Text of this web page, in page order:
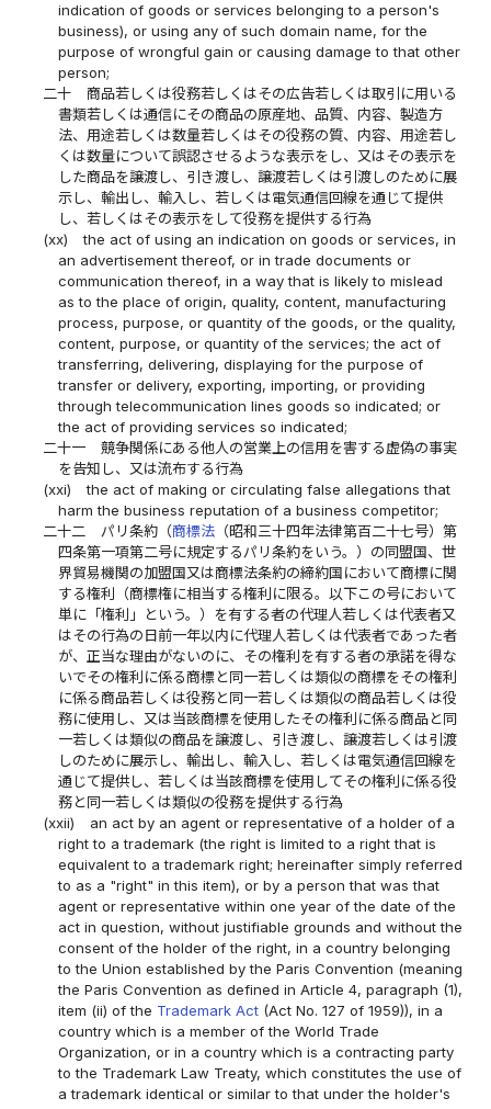
indication of goods or services belonging to a person's
business), or using any of such domain name, for the
purpose of wrongful gain or causing damage to that other
person;
二十
商品若しくは役務若しくはその広告若しくは取引に用いる
書類若しくは通信にその商品の原産地、品質、内容、製造方
法、用途若しくは数量若しくはその役務の質、内容、用途若し
くは数量について誤認させるような表示をし、又はその表示を
した商品を譲渡し、引き渡し、譲渡若しくは引渡しのために展
示し、輸出し、輸入し、若しくは電気通信回線を通じて提供
し、若しくはその表示をして役務を提供する行為
(xx)
the act of using an indication on goods or services, in
an advertisement thereof, or in trade documents or
communication thereof, in a way that is likely to mislead
as to the place of origin, quality, content, manufacturing
process, purpose, or quantity of the goods, or the quality,
content, purpose, or quantity of the services; the act of
transferring, delivering, displaying for the purpose of
transfer or delivery, exporting, importing, or providing
through telecommunication lines goods so indicated; or
the act of providing services so indicated;
二十一
競争関係にある他人の営業上の信用を害する虚偽の事実
を告知し、又は流布する行為
(xxi)
the act of making or circulating false allegations that
harm the business reputation of a business competitor;
二十二
パリ条約（商標法（昭和三十四年法律第百二十七号）第
四条第一項第二号に規定するパリ条約をいう。）の同盟国、世
界貿易機関の加盟国又は商標法条約の締約国において商標に関
する権利（商標権に相当する権利に限る。以下この号において
単に「権利」という。）を有する者の代理人若しくは代表者又
はその行為の日前一年以内に代理人若しくは代表者であった者
が、正当な理由がないのに、その権利を有する者の承諾を得な
いでその権利に係る商標と同一若しくは類似の商標をその権利
に係る商品若しくは役務と同一若しくは類似の商品若しくは役
務に使用し、又は当該商標を使用したその権利に係る商品と同
一若しくは類似の商品を譲渡し、引き渡し、譲渡若しくは引渡
しのために展示し、輸出し、輸入し、若しくは電気通信回線を
通じて提供し、若しくは当該商標を使用してその権利に係る役
務と同一若しくは類似の役務を提供する行為
(xxii)
an act by an agent or representative of a holder of a
right to a trademark (the right is limited to a right that is
equivalent to a trademark right; hereinafter simply referred
to as a "right" in this item), or by a person that was that
agent or representative within one year of the date of the
act in question, without justifiable grounds and without the
consent of the holder of the right, in a country belonging
to the Union established by the Paris Convention (meaning
the Paris Convention as defined in Article 4, paragraph (1),
item (ii) of the Trademark Act(Act No. 127 of 1959)), in a
country which is a member of the World Trade
Organization, or in a country which is a contracting party
to the Trademark Law Treaty, which constitutes the use of
a trademark identical or similar to that under the holder's